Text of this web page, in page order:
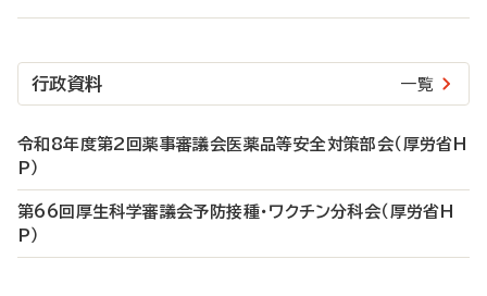
行政資料 一覧
令和8年度第2回薬事審議会医薬品等安全対策部会（厚労省H
P）
第66回厚生科学審議会予防接種・ワクチン分科会（厚労省H
P）